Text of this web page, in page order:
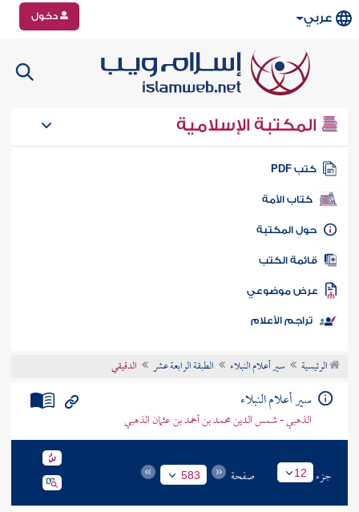
عربي دخول
المكتبة الإسلامية
كتب PDF
كتاب الأمة
المكتبة
الكتب
موضوعي
تراجم الأعلام
الرئيسية سير أعلام النبلاء الطبقة الرابعة عشر الدقيقي
سير أعلام النبلاء
الذهبي - شمس الدين محمد بن أحمد بن عثمان الذهبي
جزء 12 صفحة 583